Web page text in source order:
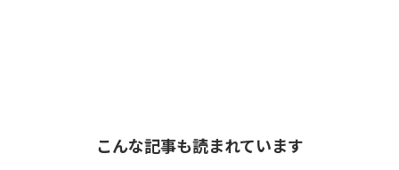
こんな記事も読まれています